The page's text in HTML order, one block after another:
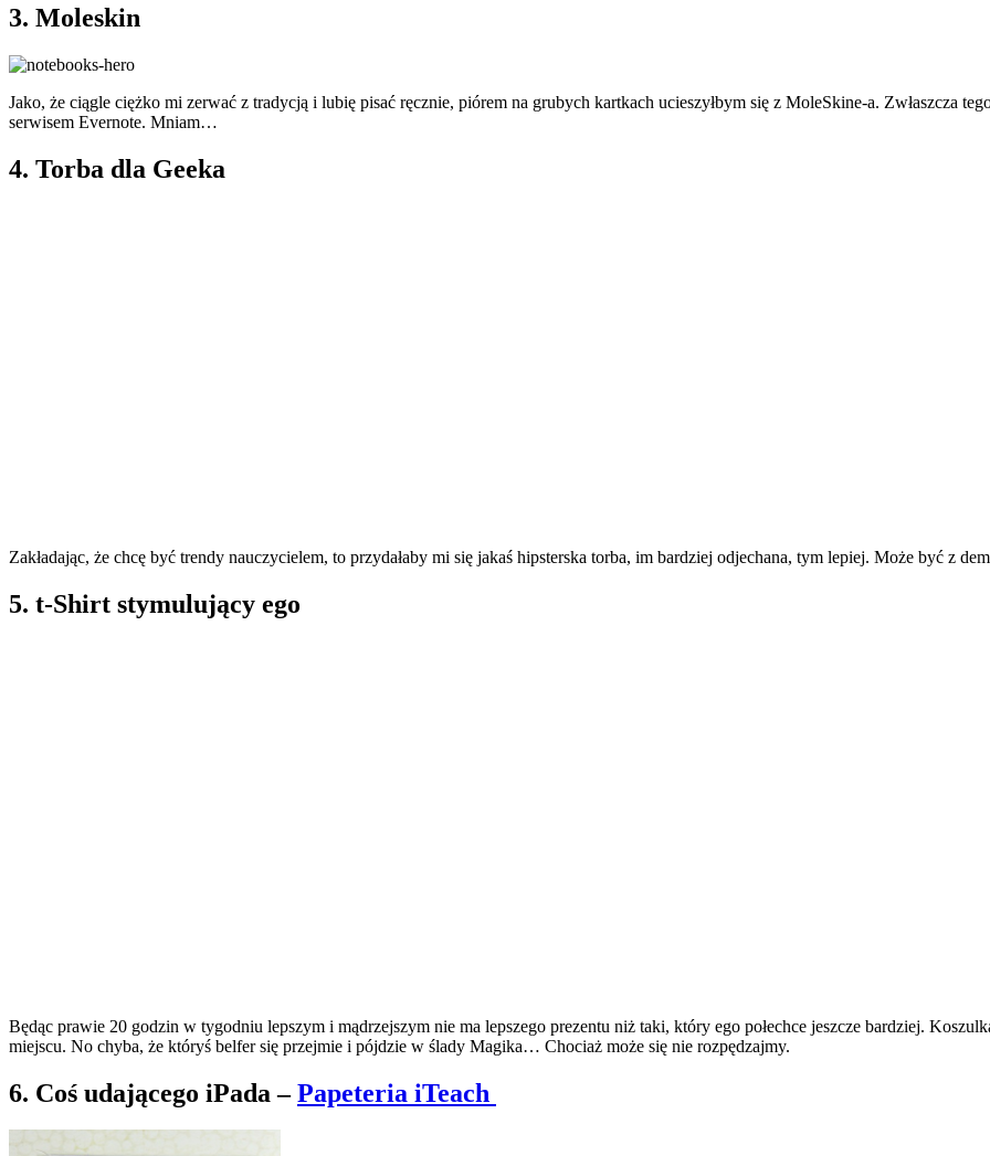
3. Moleskin
Jako, że ciągle ciężko mi zerwać z tradycją i lubię pisać ręcznie, piórem na grubych kartkach ucieszyłbym się z MoleSkine-a. Zwłaszcza
serwisem Evernote. Mniam…
4. Torba dla Geeka
Zakładając, że chcę być trendy nauczycielem, to przydałaby mi się jakaś hipsterska torba, im bardziej odjechana, tym lepiej. Może być z
5. t-Shirt stymulujący ego
Będąc prawie 20 godzin w tygodniu lepszym i mądrzejszym nie ma lepszego prezentu niż taki, który ego połechce jeszcze bardziej.
miejscu. No chyba, że któryś belfer się przejmie i pójdzie w ślady Magika… Chociaż może się nie rozpędzajmy.
6. Coś udającego iPada –Papeteria iTeach